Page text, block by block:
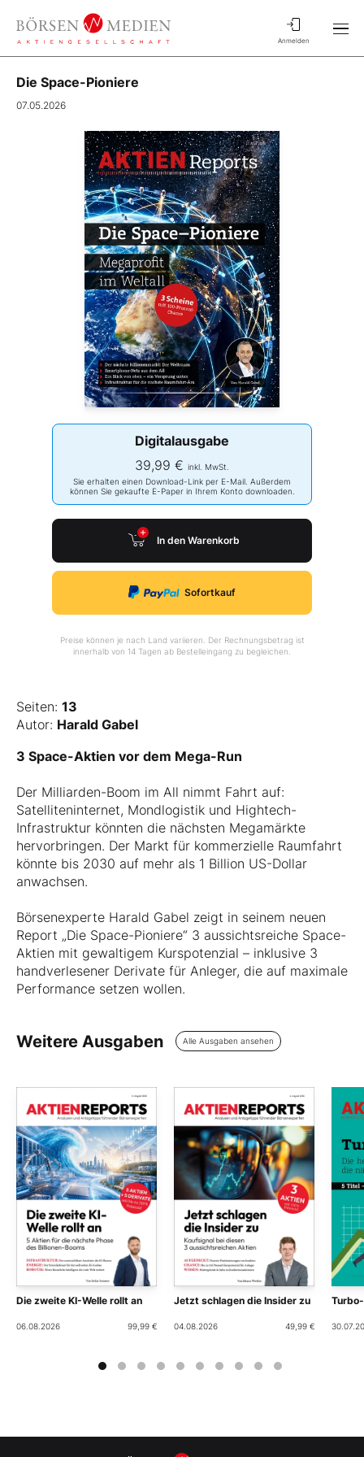
Anmelden
Die Space-Pioniere
07.05.2026
Digitalausgabe
39,99 € inkl. MwSt.
Sie erhalten einen Download-Link per E-Mail. Außerdem
können Sie gekaufte E-Paper in Ihrem Konto downloaden.
In den Warenkorb
Sofortkauf
Preise können je nach Land variieren. Der Rechnungsbetrag ist
innerhalb von 14 Tagen ab Bestelleingang zu begleichen.
Seiten: 13
Autor: Harald Gabel
3 Space-Aktien vor dem Mega-Run
Der Milliarden-Boom im All nimmt Fahrt auf:
Satelliteninternet, Mondlogistik und Hightech-
Infrastruktur könnten die nächsten Megamärkte
hervorbringen. Der Markt für kommerzielle Raumfahrt
könnte bis 2030 auf mehr als 1 Billion US-Dollar
anwachsen.
Börsenexperte Harald Gabel zeigt in seinem neuen
Report „Die Space-Pioniere“ 3 aussichtsreiche Space-
Aktien mit gewaltigem Kurspotenzial – inklusive 3
handverlesener Derivate für Anleger, die auf maximale
Performance setzen wollen.
Weitere Ausgaben Alle Ausgaben ansehen
Die zweite KI-Welle rollt an
06.08.2026 99,99 €
Jetzt schlagen die Insider zu
04.08.2026 49,99 €